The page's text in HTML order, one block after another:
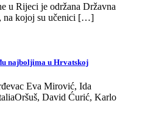
u Rijeci je održana Državna
na kojoj su učenici […]
najboljima u Hrvatskoj
Eva Mirović, Ida
David Ćurić, Karlo